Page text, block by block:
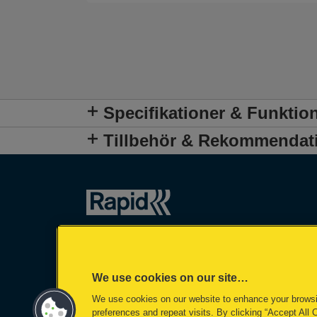
Specifikationer &
Tillbehör &
We use cookies on our site…
We use cookies on our website to enhance your
preferences and repeat visits. By clicking “Accept All